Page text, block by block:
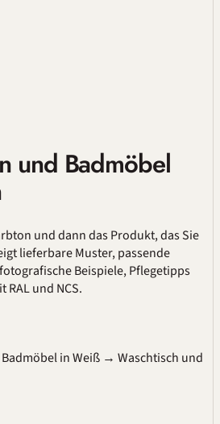
und Badmöbel
und dann das Produkt, das Sie
lieferbare Muster, passende
Beispiele, Pflegetipps
und NCS.
Badmöbel in Weiß → Waschtisch und